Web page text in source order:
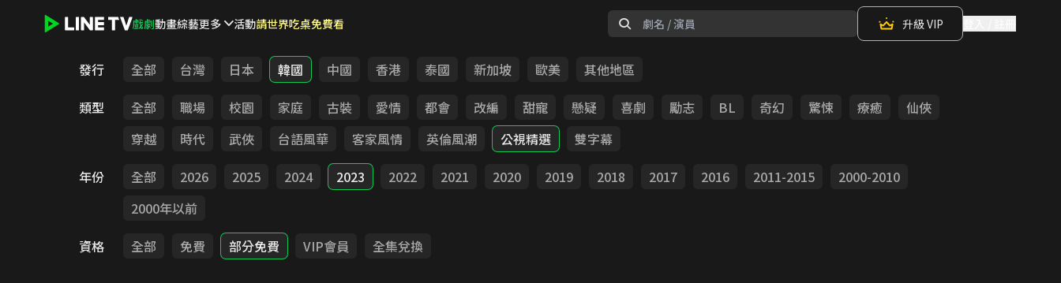
戲劇動畫綜藝更多 活動請世界吃桌免費看 升級 VIP
發行 全部 台灣 日本 韓國 中國 香港 泰國 新加坡 歐美
其他地區
類型
全部 職場 校園 家庭 古裝 愛情 都會 改編 甜寵 懸疑 喜劇 勵志 BL 奇幻 驚悚 療癒
仙俠
穿越
時代 武俠 台語風華 客家風情 英倫風潮 公視精選
雙字幕
年份
全部 2026 2025 2024 2023 2022 2021 2020 2019 2018 2017 2016 2011-2015
2000-2010
2000年以前
資格
全部 免費 部分免費 VIP會員 全集兌換